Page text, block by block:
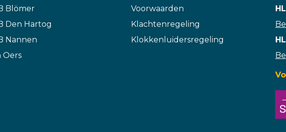
Blömer
Den Hartog
Nannen
Oers
Voorwaarden
Klachtenregeling
Klokkenluidersregeling